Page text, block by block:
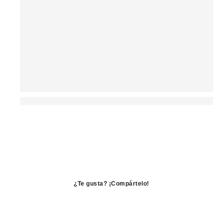
¿Te gusta? ¡Compártelo!